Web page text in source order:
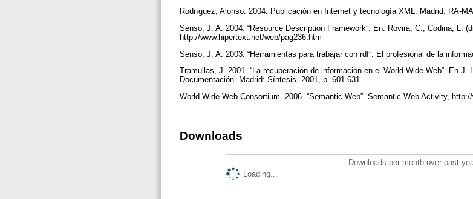
Rodríguez, Alonso. 2004. Publicación en Internet y tecnología XML. Madrid: RA-
Senso, J. A. 2004. “Resource Description Framework”. En: Rovira, C.; Codina, L.
http://www.hipertext.net/web/pag236.htm
Senso, J. A. 2003. “Herramientas para trabajar con rdf”. El profesional de la
Tramullas, J. 2001. “La recuperación de información en el World Wide Web”. En
Documentación. Madrid: Síntesis, 2001, p. 601-631.
World Wide Web Consortium. 2006. “Semantic Web”. Semantic Web Activity,
Downloads
Downloads per month over past
Loading...